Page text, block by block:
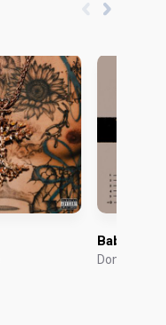
Babydoll
Dominic Fike